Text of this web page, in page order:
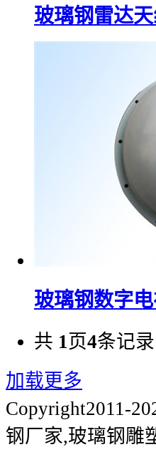
玻璃钢雷达
玻璃钢数字
共 1 页4条记录
加载更多
Copyright2011-
钢厂家,玻璃钢雕